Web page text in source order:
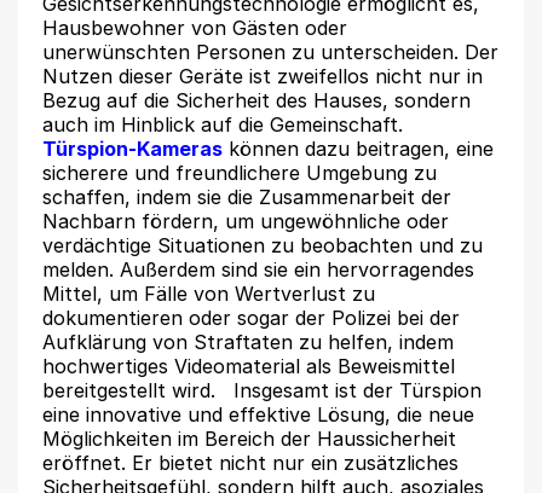
Hausbewohner von Gästen oder
unerwünschten Personen zu unterscheiden. Der
Nutzen dieser Geräte ist zweifellos nicht nur in
Bezug auf die Sicherheit des Hauses, sondern
auch im Hinblick auf die Gemeinschaft.
Türspion-Kameras können dazu beitragen, eine
sicherere und freundlichere Umgebung zu
schaffen, indem sie die Zusammenarbeit der
Nachbarn fördern, um ungewöhnliche oder
verdächtige Situationen zu beobachten und zu
melden. Außerdem sind sie ein hervorragendes
Mittel, um Fälle von Wertverlust zu
dokumentieren oder sogar der Polizei bei der
Aufklärung von Straftaten zu helfen, indem
hochwertiges Videomaterial als Beweismittel
bereitgestellt wird. Insgesamt ist der Türspion
eine innovative und effektive Lösung, die neue
Möglichkeiten im Bereich der Haussicherheit
eröffnet. Er bietet nicht nur ein zusätzliches
Sicherheitsgefühl, sondern hilft auch, asoziales